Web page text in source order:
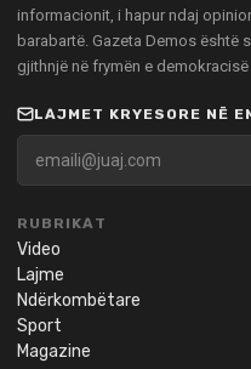
informacionit, i hapur ndaj
barabartë. Gazeta Demos është
gjithnjë në frymën e
LAJMET KRYESORE NË
RUBRIKAT
Video
Lajme
Ndërkombëtare
Sport
Magazine